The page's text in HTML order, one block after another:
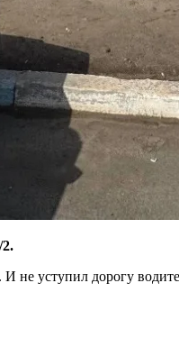
И не уступил дорогу